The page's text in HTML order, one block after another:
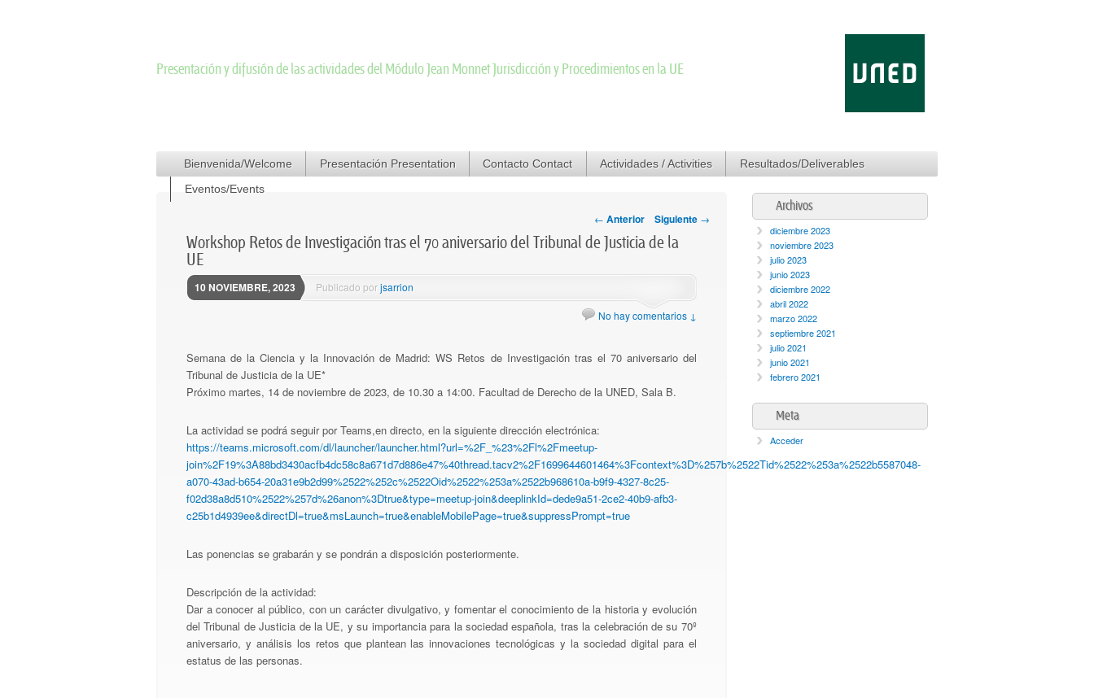
Presentación y difusión de las actividades del Módulo Jean Monnet Jurisdicción y Procedimientos en la UE
Menú principal
Saltar al contenido principal
Saltar al contenido secundario
Bienvenida/Welcome Presentación Presentation Contacto Contact Actividades / Activities Resultados/Deliverables
Navegación por las
entradas
← Anterior Siguiente →
Workshop Retos de Investigación tras el 70 aniversario del Tribunal de Justicia de la
UE
10 NOVIEMBRE, 2023 Publicado porjsarrion
No hay comentarios ↓
Semana de la Ciencia y la Innovación de Madrid: WS Retos de Investigación tras el 70 aniversario del
Tribunal de Justicia de la UE*
Próximo martes, 14 de noviembre de 2023, de 10.30 a 14:00. Facultad de Derecho de la UNED, Sala B.
La actividad se podrá seguir por Teams,en directo, en la siguiente dirección electrónica:
https://teams.microsoft.com/dl/launcher/launcher.html?url=%2F_%23%2Fl%2Fmeetup-
join%2F19%3A88bd3430acfb4dc58c8a671d7d886e47%40thread.tacv2%2F1699644601464%3Fcontext%3D%257b%2522Tid%2522%253a%2522b5587048-
a070-43ad-b654-20a31e9b2d99%2522%252c%2522Oid%2522%253a%2522b968610a-b9f9-4327-8c25-
f02d38a8d510%2522%257d%26anon%3Dtrue&type=meetup-join&deeplinkId=dede9a51-2ce2-40b9-afb3-
c25b1d4939ee&directDl=true&msLaunch=true&enableMobilePage=true&suppressPrompt=true
Las ponencias se grabarán y se pondrán a disposición posteriormente.
Descripción de la actividad:
Dar a conocer al público, con un carácter divulgativo, y fomentar el conocimiento de la historia y evolución
del Tribunal de Justicia de la UE, y su importancia para la sociedad española, tras la celebración de su 70º
aniversario, y análisis los retos que plantean las innovaciones tecnológicas y la sociedad digital para el
estatus de las personas.
Archivos
diciembre 2023
noviembre 2023
julio 2023
junio 2023
diciembre 2022
abril 2022
marzo 2022
septiembre 2021
julio 2021
junio 2021
febrero 2021
Meta
Acceder
Menú del pie de página
Política de Privacidad Aviso legal Política de cookies Presentación / Presentation Docencia/Teaching
Eventos/Events